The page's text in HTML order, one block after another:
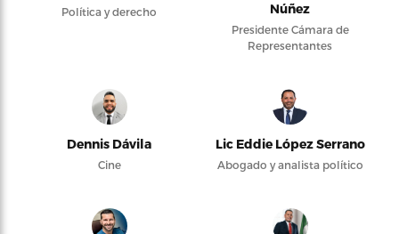
Política y derecho
Núñez
Presidente Cámara de
Representantes
Dennis Dávila
Cine
Lic Eddie López Serrano
Abogado y analista político